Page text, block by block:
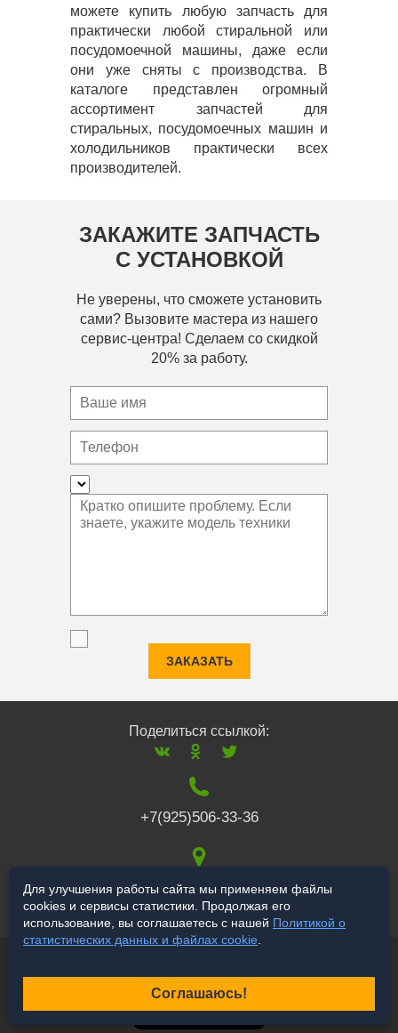
можете купить любую запчасть для
практически любой стиральной или
посудомоечной машины, даже если
они уже сняты с производства. В
каталоге представлен огромный
ассортимент запчастей для
стиральных, посудомоечных машин и
холодильников практически всех
производителей.
ЗАКАЖИТЕ ЗАПЧАСТЬ
С УСТАНОВКОЙ
Не уверены, что сможете установить
сами? Вызовите мастера из нашего
сервис-центра! Сделаем со скидкой
20% за работу.
ЗАКАЗАТЬ
Поделиться ссылкой:
+7(925)506-33-36
117519,г. Москва,
Варшавское ш., 132
Продвижение сайта
Для улучшения работы сайта мы применяем файлы
cookies и сервисы статистики. Продолжая его
использование, вы соглашаетесь с нашей Политикой о
статистических данных и файлах cookie
Соглашаюсь!